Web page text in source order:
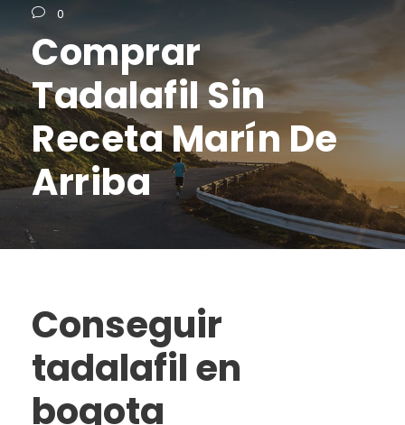
0
Comprar
Tadalafil Sin
Receta Marín De
Arriba
Conseguir
tadalafil en
bogota